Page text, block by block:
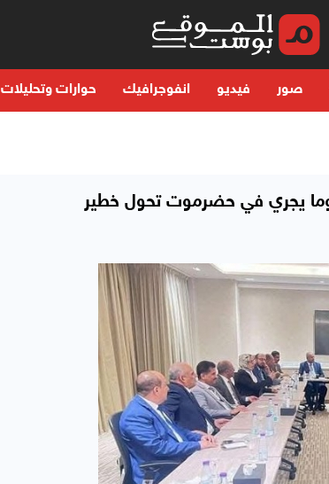
صور فيديو انفوجرافيك حوارات وتحليلات
وما يجري في حضرموت تحول خطير